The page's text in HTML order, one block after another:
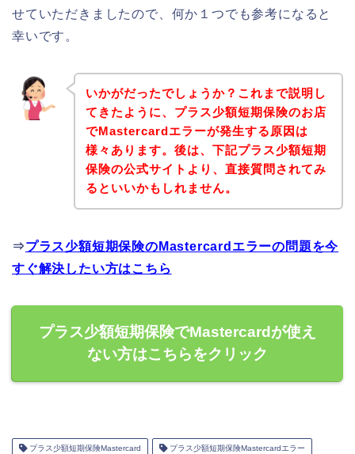
せていただきましたので、何か１つでも参考になると
幸いです。
いかがだったでしょうか？これまで説明し
てきたように、プラス少額短期保険のお店
でMastercardエラーが発生する原因は
様々あります。後は、下記プラス少額短期
保険の公式サイトより、直接質問されてみ
るといいかもしれません。
⇒プラス少額短期保険のMastercardエラーの問題を今
すぐ解決したい方はこちら
プラス少額短期保険でMastercardが使え
ない方はこちらをクリック
プラス少額短期保険Mastercard プラス少額短期保険Mastercardエラー